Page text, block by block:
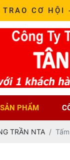
TRAO CƠ
SẢN PHẨM
TRẦN NTA